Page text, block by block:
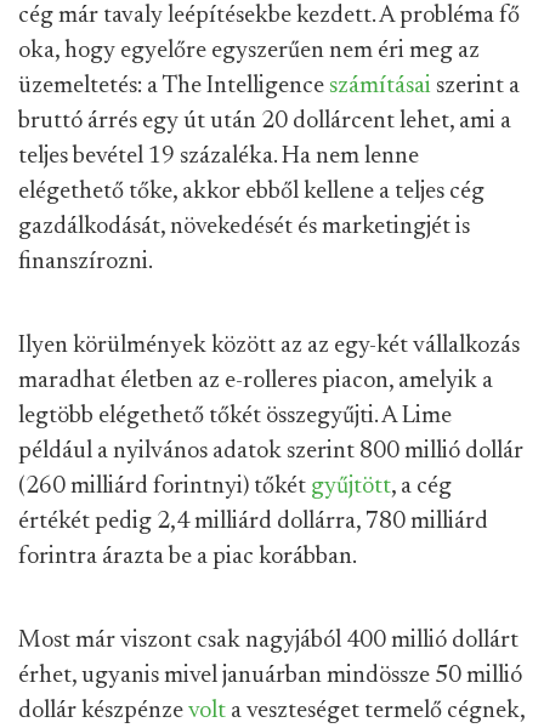
cég már tavaly leépítésekbe kezdett. A probléma fő
oka, hogy egyelőre egyszerűen nem éri meg az
üzemeltetés: a The Intelligence számításai szerint a
bruttó árrés egy út után 20 dollárcent lehet, ami a
teljes bevétel 19 százaléka. Ha nem lenne
elégethető tőke, akkor ebből kellene a teljes cég
gazdálkodását, növekedését és marketingjét is
finanszírozni.
Ilyen körülmények között az az egy-két vállalkozás
maradhat életben az e-rolleres piacon, amelyik a
legtöbb elégethető tőkét összegyűjti. A Lime
például a nyilvános adatok szerint 800 millió dollár
(260 milliárd forintnyi) tőkét gyűjtött, a cég
értékét pedig 2,4 milliárd dollárra, 780 milliárd
forintra árazta be a piac korábban.
Most már viszont csak nagyjából 400 millió dollárt
érhet, ugyanis mivel januárban mindössze 50 millió
dollár készpénze volt a veszteséget termelő cégnek,